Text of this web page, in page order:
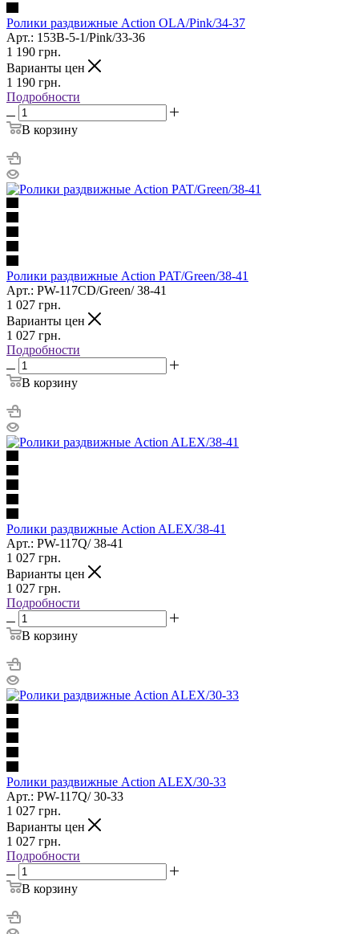
Ролики раздвижные Action OLA/Pink/34-37
Арт.: 153B-5-1/Pink/33-36
1 190 грн.
Варианты цен
1 190 грн.
Подробности
В корзину
Ролики раздвижные Action PAT/Green/38-41
Арт.: PW-117CD/Green/ 38-41
1 027 грн.
Варианты цен
1 027 грн.
Подробности
В корзину
Ролики раздвижные Action ALEX/38-41
Арт.: PW-117Q/ 38-41
1 027 грн.
Варианты цен
1 027 грн.
Подробности
В корзину
Ролики раздвижные Action ALEX/30-33
Арт.: PW-117Q/ 30-33
1 027 грн.
Варианты цен
1 027 грн.
Подробности
В корзину